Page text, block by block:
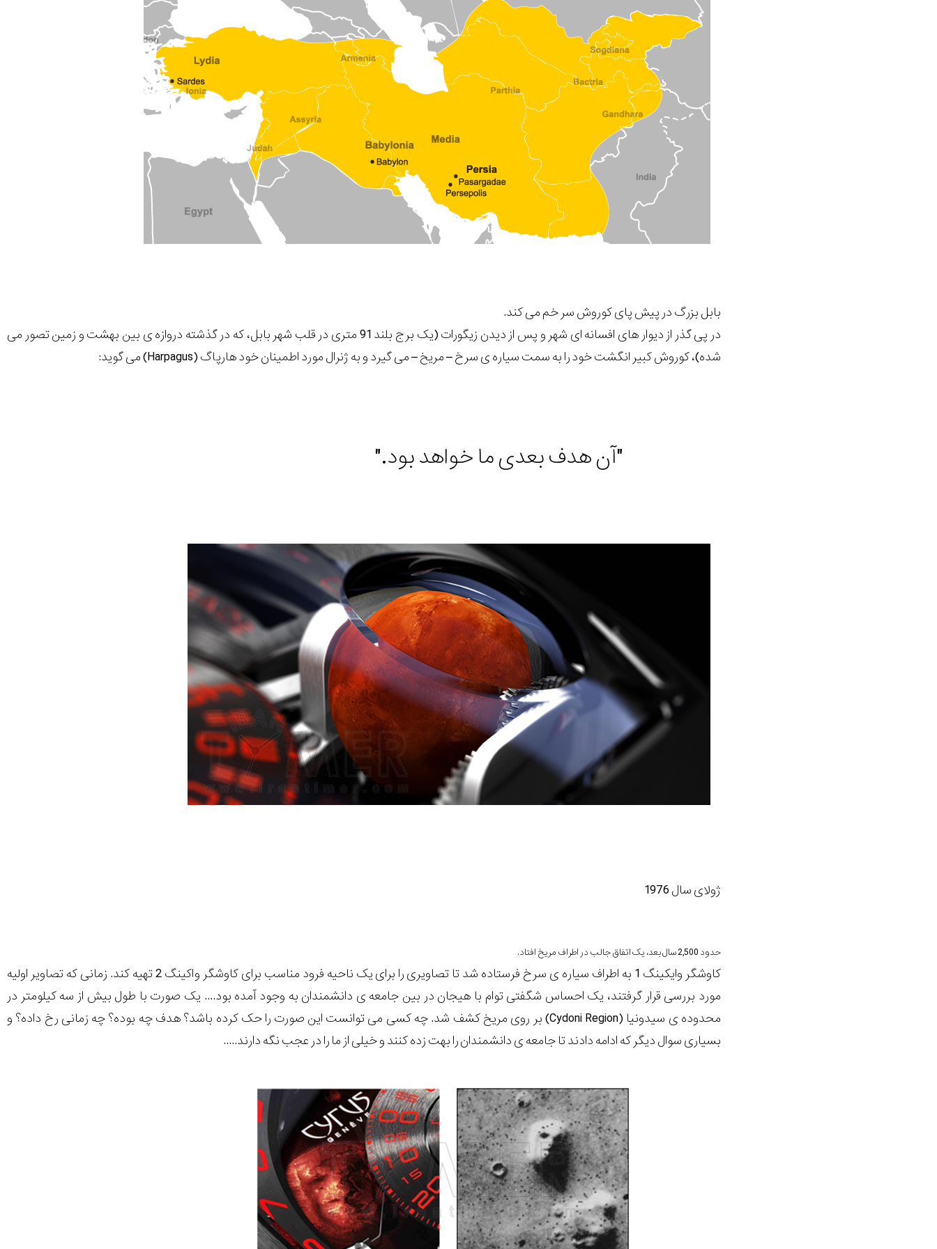
بابل بزرگ در پیش پای کوروش سر خم می کند.
در پی گذر از دیوار های افسانه ای شهر و پس از دیدن زیگورات (یک برج بلند 91 متری در قلب شهر بابل، که در گذشته دروازه ی بین بهشت و زمین تصور می
شده)، کوروش کبیر انگشت خود را به سمت سیاره ی سرخ – مریخ – می گیرد و به ژنرال مورد اطمینان خود هارپاگ (Harpagus) می گوید:
"آن هدف بعدی ما خواهد بود."
ژولای سال 1976
حدود 2,500 سال بعد، یک اتفاق جالب در اطراف مریخ افتاد.
کاوشگر وایکینگ 1 به اطراف سیاره ی سرخ فرستاده شد تا تصاویری را برای یک ناحیه فرود مناسب برای کاوشگر واکینگ 2 تهیه کند. زمانی که تصاویر اولیه
مورد بررسی قرار گرفتند، یک احساس شگفتی توام با هیجان در بین جامعه ی دانشمندان به وجود آمده بود.... یک صورت با طول بیش از سه کیلومتر در
محدوده ی سیدونیا (Cydoni Region) بر روی مریخ کشف شد. چه کسی می توانست این صورت را حک کرده باشد؟ هدف چه بوده؟ چه زمانی رخ داده؟ و
بسیاری سوال دیگر که ادامه دادند تا جامعه ی دانشمندان را بهت زده کنند و خیلی از ما را در عجب نگه دارند.....